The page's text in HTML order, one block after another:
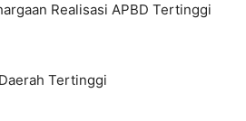
Realisasi APBD Tertinggi
Tertinggi